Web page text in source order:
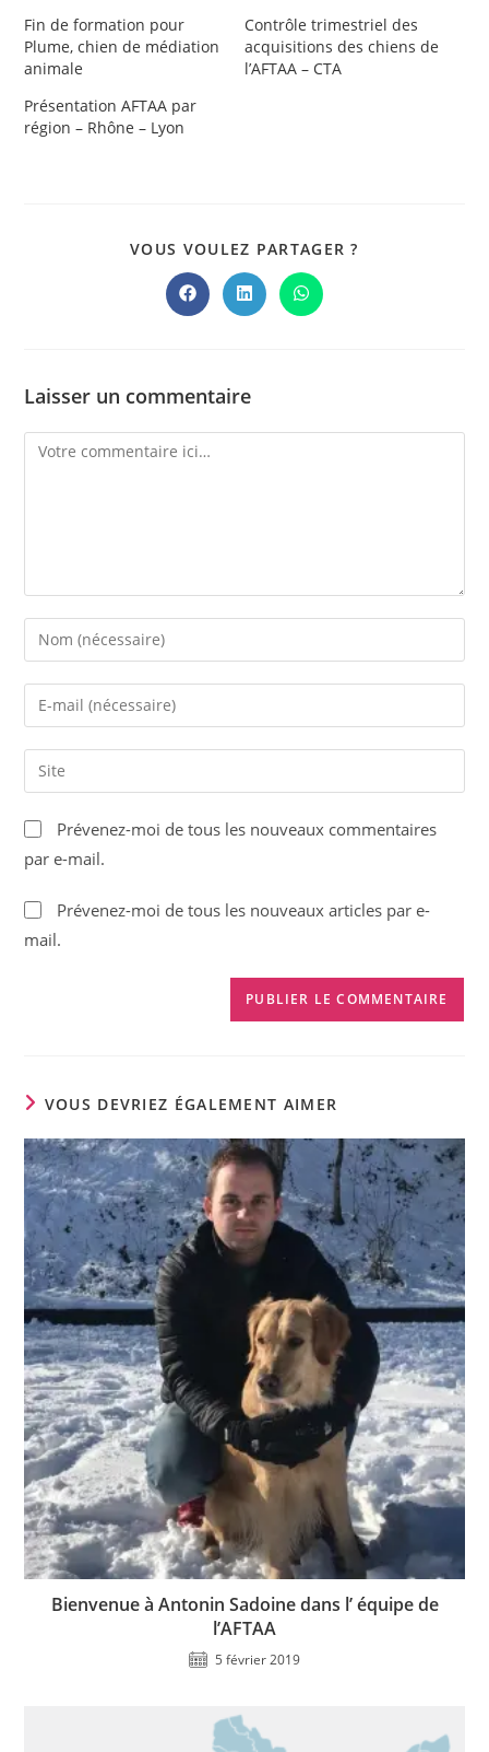
Fin de formation pour
Plume, chien de médiation
animale
Contrôle trimestriel des
acquisitions des chiens de
l’AFTAA – CTA
Présentation AFTAA par
région – Rhône – Lyon
VOUS VOULEZ PARTAGER ?
Ouvrir
dans
Ouvrir
dans
Ouvrir
dans
Laisser un commentaire
Comment
Enter
your
name
comment
Enter
your
email
address
comment
Saisir
l’URL
de
votre
site
(facultatif)
Prévenez-moi de tous les nouveaux commentaires
par e-mail.
Prévenez-moi de tous les nouveaux articles par e-
mail.
VOUS DEVRIEZ ÉGALEMENT AIMER
Bienvenue à Antonin Sadoine dans l’ équipe de
l’AFTAA
5 février 2019